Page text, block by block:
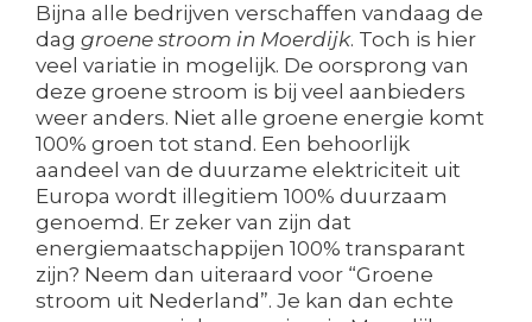
Bijna alle bedrijven verschaffen vandaag de
dag groene stroom in Moerdijk. Toch is hier
veel variatie in mogelijk. De oorsprong van
deze groene stroom is bij veel aanbieders
weer anders. Niet alle groene energie komt
100% groen tot stand. Een behoorlijk
aandeel van de duurzame elektriciteit uit
Europa wordt illegitiem 100% duurzaam
genoemd. Er zeker van zijn dat
energiemaatschappijen 100% transparant
zijn? Neem dan uiteraard voor “Groene
stroom uit Nederland”. Je kan dan echte